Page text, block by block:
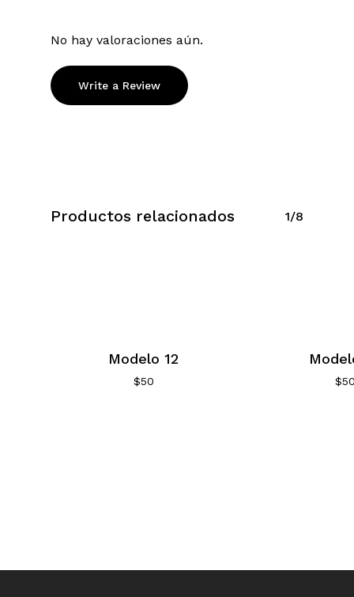
No hay valoraciones aún.
Write a Review
Productos relacionados 1/8
Modelo 12
$50 $